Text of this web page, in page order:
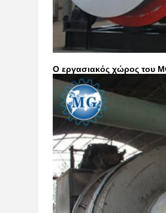
Ο εργασιακός χώρος του